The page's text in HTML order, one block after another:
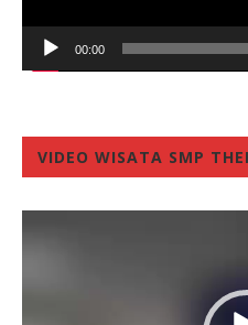
00:00
VIDEO WISATA SMP